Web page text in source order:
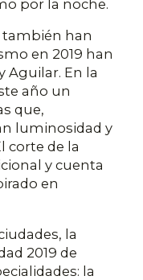
por la noche.
han
en 2019 han
Aguilar. En la
año un
que,
luminosidad y
corte de la
y cuenta
en
la
2019 de
la